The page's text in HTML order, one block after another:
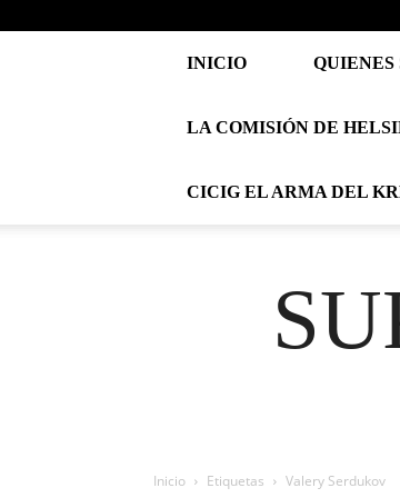
INICIO QUIENES
LA COMISIÓN DE
CICIG EL ARMA DEL
Inicio Etiquetas Valery Serdukov